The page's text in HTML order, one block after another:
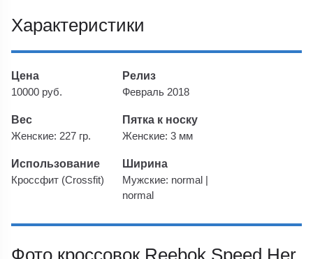
Характеристики
Цена
10000 руб.
Релиз
Февраль 2018
Вес
Женские: 227 гр.
Пятка к носку
Женские: 3 мм
Использование
Кроссфит (Crossfit)
Ширина
Мужские: normal |
normal
Фото кроссовок Reebok Speed Her